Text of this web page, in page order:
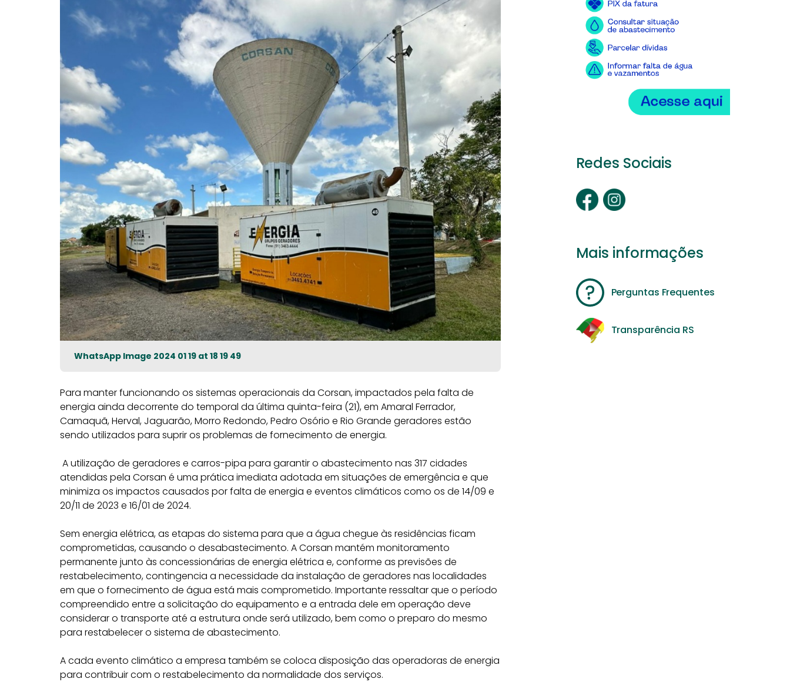
WhatsApp Image 2024 01 19 at 18 19 49
Para manter funcionando os sistemas operacionais da Corsan, impactados pela falta de
energia ainda decorrente do temporal da última quinta-feira (21), em Amaral Ferrador,
Camaquã, Herval, Jaguarão, Morro Redondo, Pedro Osório e Rio Grande geradores estão
sendo utilizados para suprir os problemas de fornecimento de energia.
A utilização de geradores e carros-pipa para garantir o abastecimento nas 317 cidades
atendidas pela Corsan é uma prática imediata adotada em situações de emergência e que
minimiza os impactos causados por falta de energia e eventos climáticos como os de 14/09 e
20/11 de 2023 e 16/01 de 2024.
Sem energia elétrica, as etapas do sistema para que a água chegue às residências ficam
comprometidas, causando o desabastecimento. A Corsan mantém monitoramento
permanente junto às concessionárias de energia elétrica e, conforme as previsões de
restabelecimento, contingencia a necessidade da instalação de geradores nas localidades
em que o fornecimento de água está mais comprometido. Importante ressaltar que o período
compreendido entre a solicitação do equipamento e a entrada dele em operação deve
considerar o transporte até a estrutura onde será utilizado, bem como o preparo do mesmo
para restabelecer o sistema de abastecimento.
A cada evento climático a empresa também se coloca disposição das operadoras de energia
para contribuir com o restabelecimento da normalidade dos serviços.
Redes Sociais
Mais informações
Perguntas Frequentes
Transparência RS